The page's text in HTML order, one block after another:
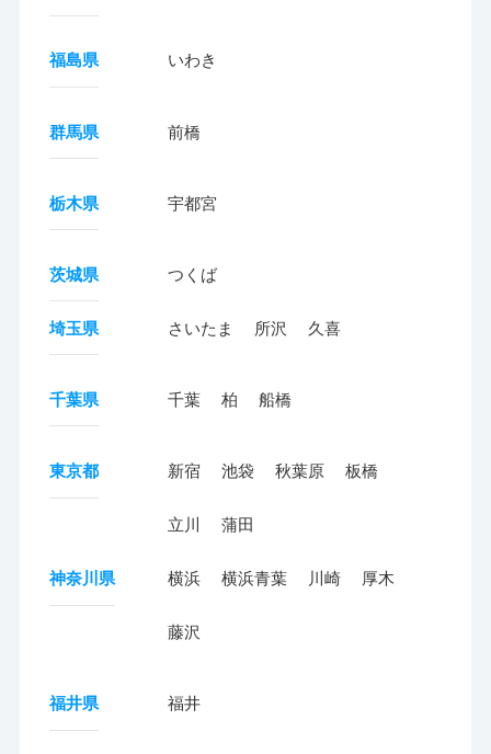
福島県 いわき
群馬県 前橋
栃木県 宇都宮
茨城県 つくば
埼玉県 さいたま 所沢 久喜
千葉県 千葉 柏 船橋
東京都 新宿 池袋 秋葉原 板橋
立川 蒲田
神奈川県 横浜 横浜青葉 川崎 厚木
藤沢
福井県 福井